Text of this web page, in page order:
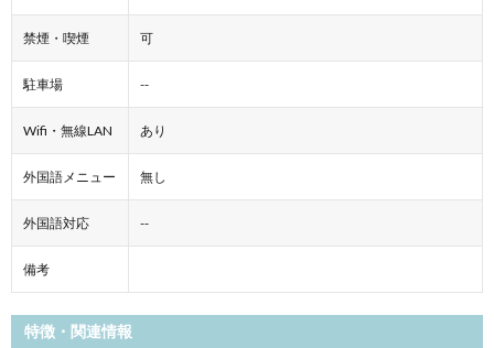
禁煙・喫煙 可
駐車場 --
Wifi・無線LAN あり
外国語メニュー 無し
外国語対応 --
備考
特徴・関連情報